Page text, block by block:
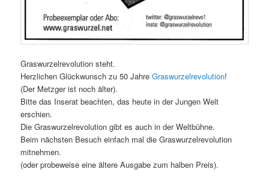
Graswurzelrevolution steht.
Herzlichen Glückwunsch zu 50 JahreGraswurzelrevolution!
(Der Metzger ist noch älter).
Bitte das Inserat beachten, das heute in der Jungen Welt
erschien.
Die Graswurzelrevolution gibt es auch in der Weltbühne.
Beim nächsten Besuch einfach mal die Graswurzelrevolution
mitnehmen.
(oder probeweise eine ältere Ausgabe zum halben Preis).